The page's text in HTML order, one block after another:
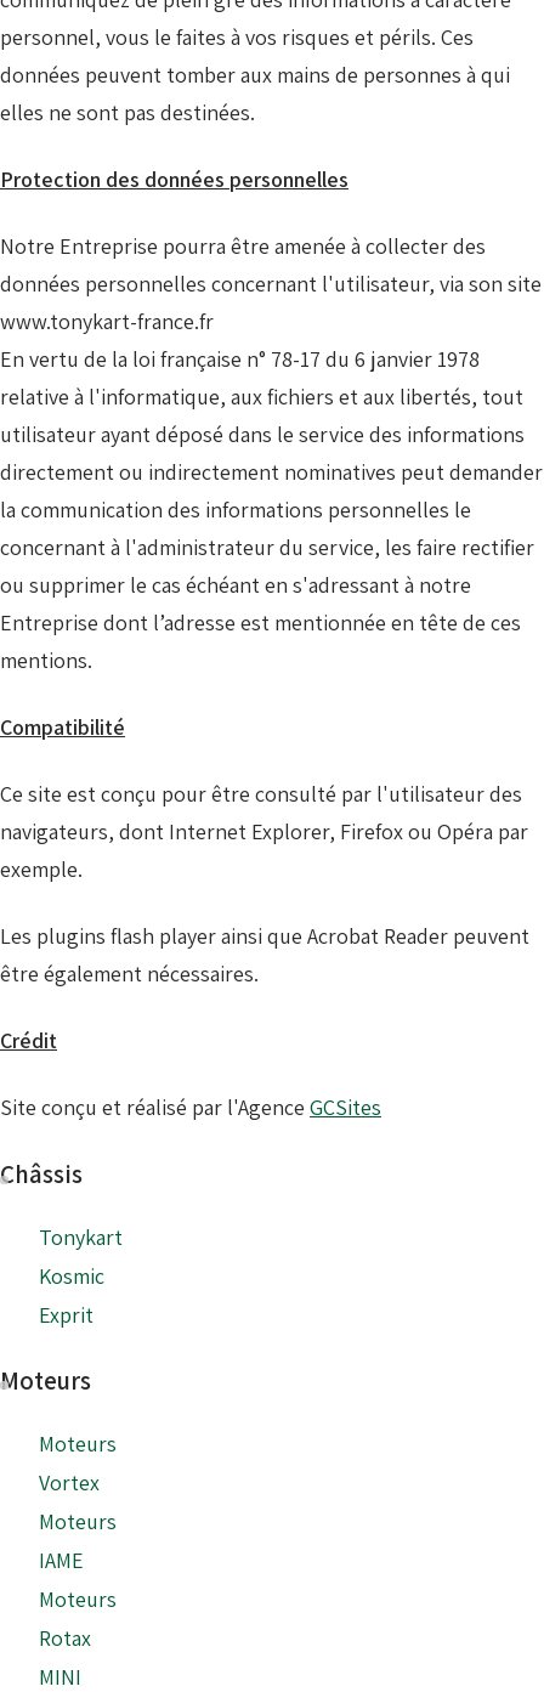
personnel, vous le faites à vos risques et périls. Ces
données peuvent tomber aux mains de personnes à qui
elles ne sont pas destinées.
Protection des données personnelles
Notre Entreprise pourra être amenée à collecter des
données personnelles concernant l'utilisateur, via son site
www.tonykart-france.fr
En vertu de la loi française n° 78-17 du 6 janvier 1978
relative à l'informatique, aux fichiers et aux libertés, tout
utilisateur ayant déposé dans le service des informations
directement ou indirectement nominatives peut demander
la communication des informations personnelles le
concernant à l'administrateur du service, les faire rectifier
ou supprimer le cas échéant en s'adressant à notre
Entreprise dont l’adresse est mentionnée en tête de ces
mentions.
Compatibilité
Ce site est conçu pour être consulté par l'utilisateur des
navigateurs, dont Internet Explorer, Firefox ou Opéra par
exemple.
Les plugins flash player ainsi que Acrobat Reader peuvent
être également nécessaires.
Crédit
Site conçu et réalisé par l'Agence GCSites
Châssis
Tonykart
Kosmic
Exprit
Moteurs
Moteurs
Vortex
Moteurs
IAME
Moteurs
Rotax
MINI